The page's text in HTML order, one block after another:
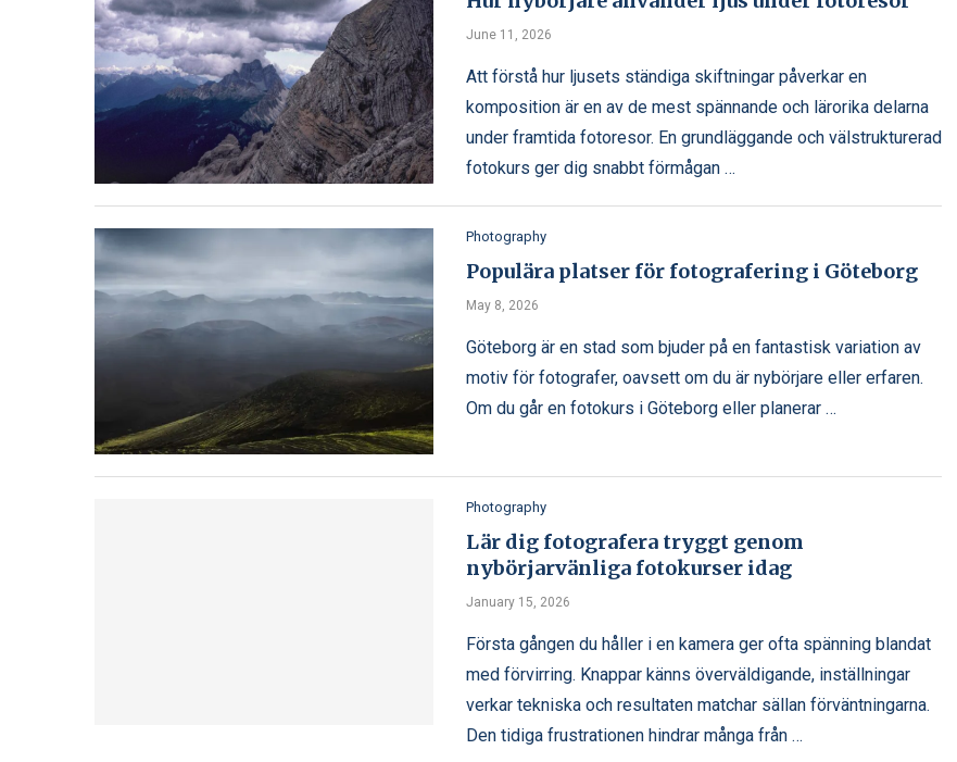
June 11, 2026
Att förstå hur ljusets ständiga skiftningar påverkar en
komposition är en av de mest spännande och lärorika delarna
under framtida fotoresor. En grundläggande och välstrukturerad
fotokurs ger dig snabbt förmågan …
Photography
Populära platser för fotografering i Göteborg
May 8, 2026
Göteborg är en stad som bjuder på en fantastisk variation av
motiv för fotografer, oavsett om du är nybörjare eller erfaren.
Om du går en fotokurs i Göteborg eller planerar …
Photography
Lär dig fotografera tryggt genom
nybörjarvänliga fotokurser idag
January 15, 2026
Första gången du håller i en kamera ger ofta spänning blandat
med förvirring. Knappar känns överväldigande, inställningar
verkar tekniska och resultaten matchar sällan förväntningarna.
Den tidiga frustrationen hindrar många från …